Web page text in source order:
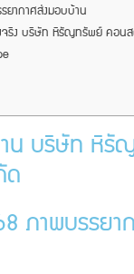
ากาศส่งมอบบ้าน
งจริง บริษัท หิรัญทรัพย์ คอน
าน บริษัท หิ
ด
ภาพบรรยา